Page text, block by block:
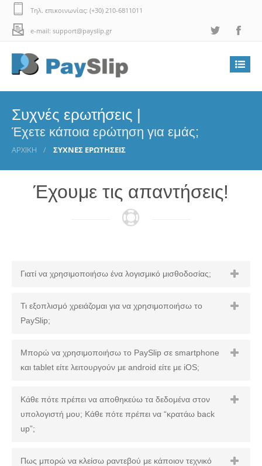
Τηλ. επικοινωνίας: (+30) 210-6811011
e-mail: support@payslip.gr
Συχνές ερωτήσεις |
Έχετε κάποια ερώτηση για εμάς;
ΑΡΧΙΚΗ ΣΥΧΝΕΣ ΕΡΩΤΗΣΕΙΣ
Έχουμε τις απαντήσεις!
Γιατί να χρησιμοποιήσω ένα λογισμικό μισθοδοσίας;
Τι εξοπλισμό χρειάζομαι για να χρησιμοποιήσω το
PaySlip;
Μπορώ να χρησιμοποιήσω το PaySlip σε smartphone
και tablet είτε λειτουργούν με android είτε με iOS;
Κάθε πότε πρέπει να αποθηκεύω τα δεδομένα στον
υπολογιστή μου; Κάθε πότε πρέπει να “κρατάω back
up”;
Πως μπορώ να κλείσω ραντεβού με κάποιον τεχνικό